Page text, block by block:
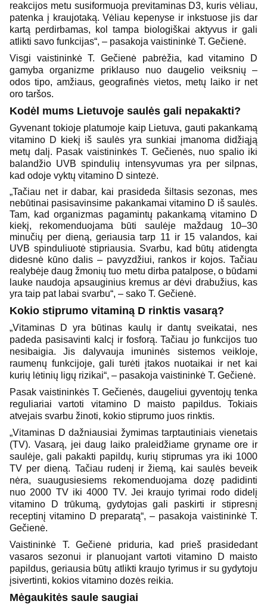
reakcijos metu susiformuoja previtaminas D3, kuris vėliau,
patenka į kraujotaką. Vėliau kepenyse ir inkstuose jis dar
kartą perdirbamas, kol tampa biologiškai aktyvus ir gali
atlikti savo funkcijas“, – pasakoja vaistininkė T. Gečienė.
Visgi vaistininkė T. Gečienė pabrėžia, kad vitamino D
gamyba organizme priklauso nuo daugelio veiksnių –
odos tipo, amžiaus, geografinės vietos, metų laiko ir net
oro taršos.
Kodėl mums Lietuvoje saulės gali nepakakti?
Gyvenant tokioje platumoje kaip Lietuva, gauti pakankamą
vitamino D kiekį iš saulės yra sunkiai įmanoma didžiąją
metų dalį. Pasak vaistininkės T. Gečienės, nuo spalio iki
balandžio UVB spindulių intensyvumas yra per silpnas,
kad odoje vyktų vitamino D sintezė.
„Tačiau net ir dabar, kai prasideda šiltasis sezonas, mes
nebūtinai pasisavinsime pakankamai vitamino D iš saulės.
Tam, kad organizmas pagamintų pakankamą vitamino D
kiekį, rekomenduojama būti saulėje maždaug 10–30
minučių per dieną, geriausia tarp 11 ir 15 valandos, kai
UVB spinduliuotė stipriausia. Svarbu, kad būtų atidengta
didesnė kūno dalis – pavyzdžiui, rankos ir kojos. Tačiau
realybėje daug žmonių tuo metu dirba patalpose, o būdami
lauke naudoja apsauginius kremus ar dėvi drabužius, kas
yra taip pat labai svarbu“, – sako T. Gečienė.
Kokio stiprumo vitaminą D rinktis vasarą?
„Vitaminas D yra būtinas kaulų ir dantų sveikatai, nes
padeda pasisavinti kalcį ir fosforą. Tačiau jo funkcijos tuo
nesibaigia. Jis dalyvauja imuninės sistemos veikloje,
raumenų funkcijoje, gali turėti įtakos nuotaikai ir net kai
kurių lėtinių ligų rizikai“, – pasakoja vaistininkė T. Gečienė.
Pasak vaistininkės T. Gečienės, daugeliui gyventojų tenka
reguliariai vartoti vitamino D maisto papildus. Tokiais
atvejais svarbu žinoti, kokio stiprumo juos rinktis.
„Vitaminas D dažniausiai žymimas tarptautiniais vienetais
(TV). Vasarą, jei daug laiko praleidžiame gryname ore ir
saulėje, gali pakakti papildų, kurių stiprumas yra iki 1000
TV per dieną. Tačiau rudenį ir žiemą, kai saulės beveik
nėra, suaugusiesiems rekomenduojama dozę padidinti
nuo 2000 TV iki 4000 TV. Jei kraujo tyrimai rodo didelį
vitamino D trūkumą, gydytojas gali paskirti ir stipresnį
receptinį vitamino D preparatą“, – pasakoja vaistininkė T.
Gečienė.
Vaistininkė T. Gečienė priduria, kad prieš prasidedant
vasaros sezonui ir planuojant vartoti vitamino D maisto
papildus, geriausia būtų atlikti kraujo tyrimus ir su gydytoju
įsivertinti, kokios vitamino dozės reikia.
Mėgaukitės saule saugiai